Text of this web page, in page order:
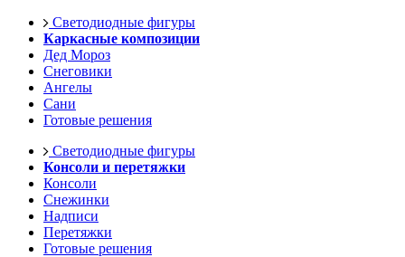
Светодиодные фигуры
Каркасные композиции
Дед Мороз
Снеговики
Ангелы
Сани
Готовые решения
Светодиодные фигуры
Консоли и перетяжки
Консоли
Снежинки
Надписи
Перетяжки
Готовые решения